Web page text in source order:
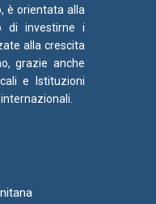
è orientata alla
di investirne i
alla crescita
grazie anche
e Istituzioni